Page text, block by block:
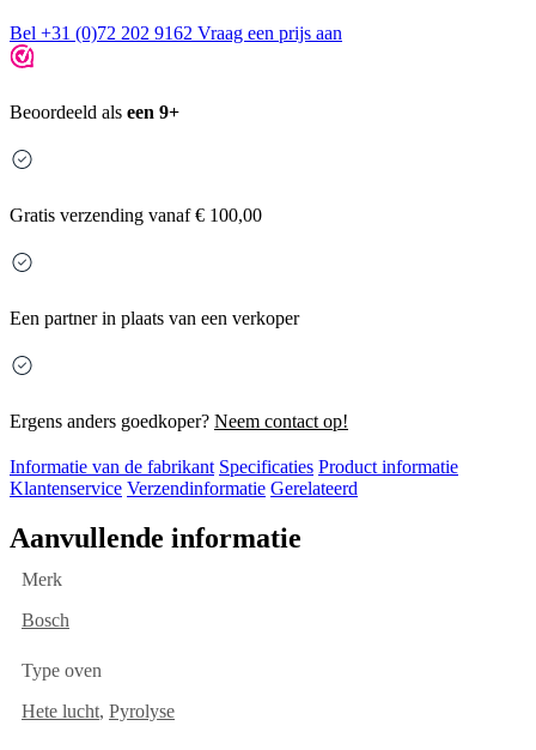
Bel +31 (0)72 202 9162 Vraag een prijs aan
Beoordeeld als een 9+
Gratis verzending vanaf € 100,00
Een partner in plaats van een verkoper
Ergens anders goedkoper? Neem contact op!
Informatie van de fabrikant Specificaties Product informatie
Klantenservice Verzendinformatie Gerelateerd
Aanvullende informatie
Merk
Bosch
Type oven
Hete lucht, Pyrolyse